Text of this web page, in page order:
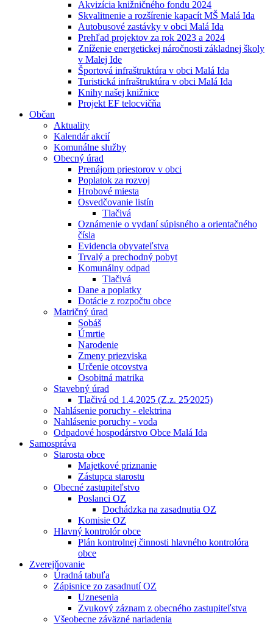
Akvizícia knižničného fondu 2024
Skvalitnenie a rozšírenie kapacít MŠ Malá Ida
Autobusové zastávky v obci Malá Ida
Prehľad projektov za rok 2023 a 2024
Zníženie energetickej náročnosti základnej školy
v Malej Ide
Športová infraštruktúra v obci Malá Ida
Turistická infraštruktúra v obci Malá Ida
Knihy našej knižnice
Projekt EF telocvičňa
Občan
Aktuality
Kalendár akcií
Komunálne služby
Obecný úrad
Prenájom priestorov v obci
Poplatok za rozvoj
Hrobové miesta
Osvedčovanie listín
Tlačivá
Oznámenie o vydaní súpisného a orientačného
čísla
Evidencia obyvateľstva
Trvalý a prechodný pobyt
Komunálny odpad
Tlačivá
Dane a poplatky
Dotácie z rozpočtu obce
Matričný úrad
Sobáš
Úmrtie
Narodenie
Zmeny priezviska
Určenie otcovstva
Osobitná matrika
Stavebný úrad
Tlačivá od 1.4.2025 (Z.z. 25⁄2025)
Nahlásenie poruchy - elektrina
Nahlásenie poruchy - voda
Odpadové hospodárstvo Obce Malá Ida
Samospráva
Starosta obce
Majetkové priznanie
Zástupca starostu
Obecné zastupiteľstvo
Poslanci OZ
Dochádzka na zasadnutia OZ
Komisie OZ
Hlavný kontrolór obce
Plán kontrolnej činnosti hlavného kontrolóra
obce
Zverejňovanie
Úradná tabuľa
Zápisnice zo zasadnutí OZ
Uznesenia
Zvukový záznam z obecného zastupiteľstva
Všeobecne záväzné nariadenia